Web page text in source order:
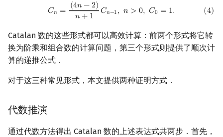
𝐶𝑛 = (4𝑛 −2)
𝑛 + 1 𝐶𝑛−1, 𝑛 > 0, 𝐶0 = 1. (4)
n=(4n −2) n+ 0 C0
Catalan 数的这些形式都可以高效计算：前两个形式将它转
换为阶乘和组合数的计算问题，第三个形式则提供了顺次计
算的递推公式．
对于这三种常见形式，本文提供两种证明方式．
代数推演
通过代数方法得出 Catalan 数的上述表达式共两步．首先，